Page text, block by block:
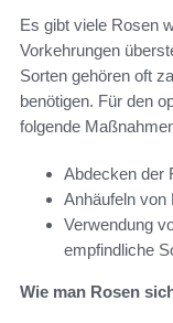
Es gibt viele Rosen
Vorkehrungen
Sorten gehören oft
benötigen. Für den
folgende
Abdecken der
Anhäufeln von
Verwendung
empfindliche
Wie man Rosen